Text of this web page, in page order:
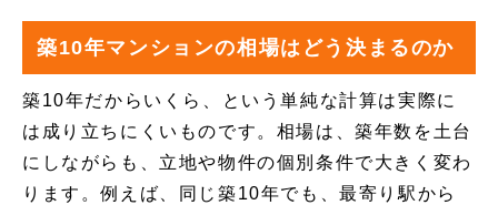
築10年マンションの相場はどう決まるのか
築10年だからいくら、という単純な計算は実際に
は成り立ちにくいものです。相場は、築年数を土台
にしながらも、立地や物件の個別条件で大きく変わ
ります。例えば、同じ築10年でも、最寄り駅から